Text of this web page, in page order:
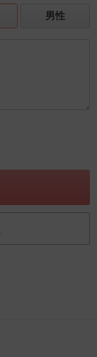
男性